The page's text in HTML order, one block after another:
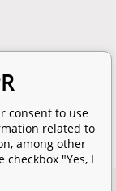
consent to use
related to
among other
"Yes, I